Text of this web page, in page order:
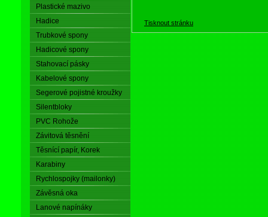
Plastické mazivo
Hadice
Trubkové spony
Hadicové spony
Stahovací pásky
Kabelové spony
Segerové pojistné kroužky
Silentbloky
PVC Rohože
Závitová těsnění
Těsnící papír, Korek
Karabiny
Rychlospojky (mailonky)
Závěsná oka
Lanové napínáky
Tisknout stránku